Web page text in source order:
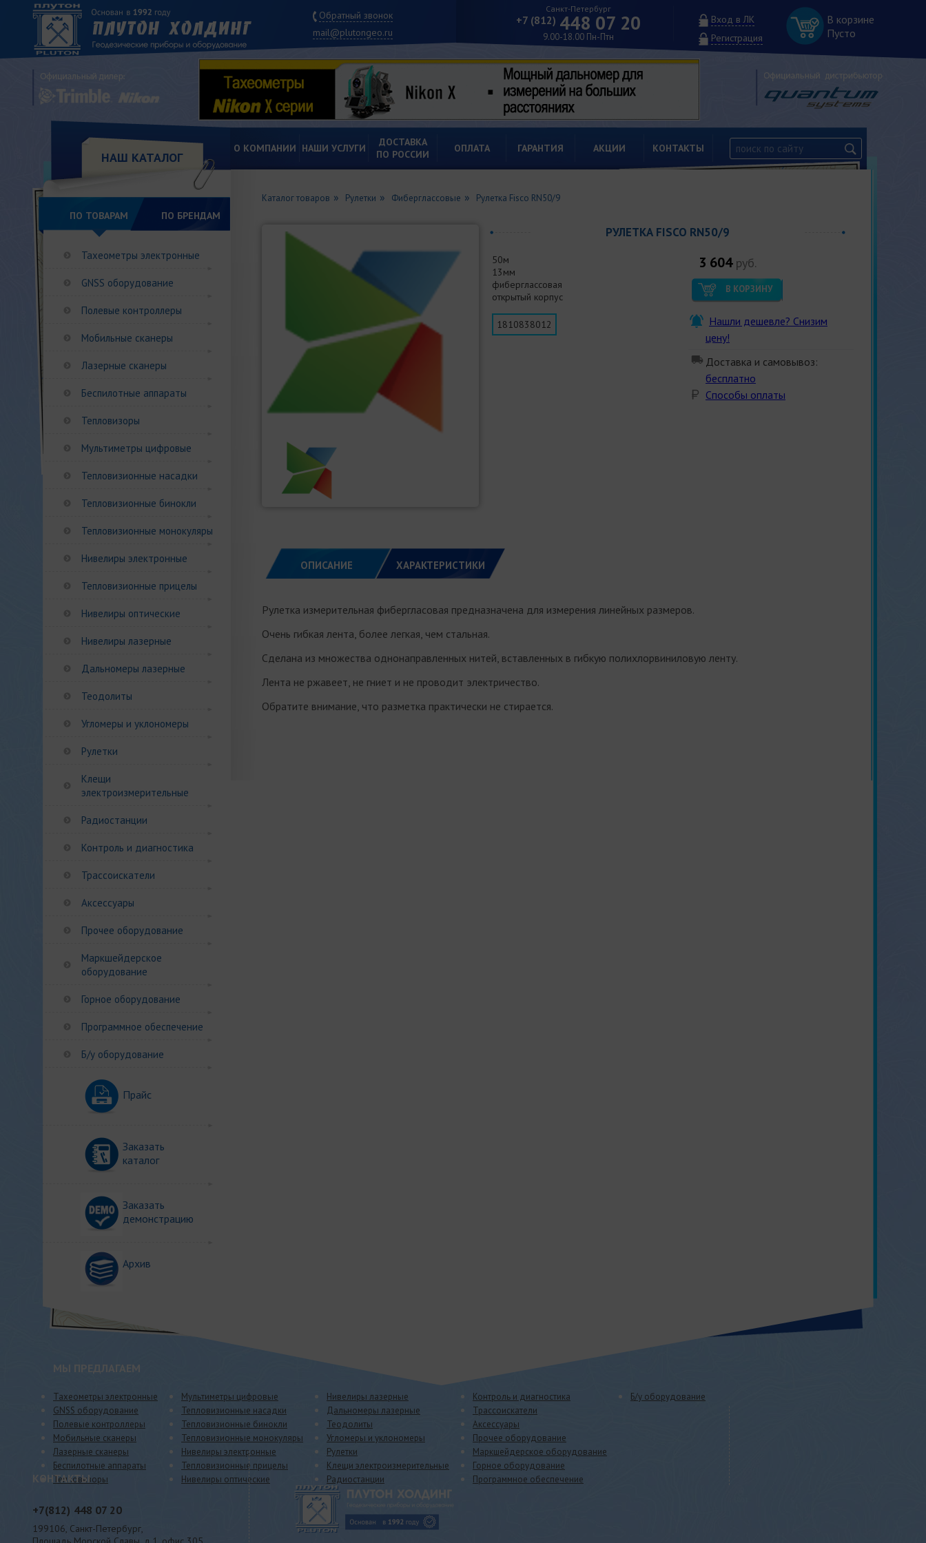
Обратный звонок
mail@plutongeo.ru
Санкт-Петербург
+7 (812) 448 07 20
9.00-18.00 Пн-Птн
Вход в ЛК
Регистрация
В корзине
Пусто
НАШ КАТАЛОГ
О КОМПАНИИ НАШИ УСЛУГИ
ДОСТАВКА
ПО РОССИИ
ОПЛАТА ГАРАНТИЯ АКЦИИ КОНТАКТЫ
ПО ТОВАРАМ ПО БРЕНДАМ
Тахеометры электронные
GNSS оборудование
Полевые контроллеры
Мобильные сканеры
Лазерные сканеры
Беспилотные аппараты
Тепловизоры
Мультиметры цифровые
Тепловизионные насадки
Тепловизионные бинокли
Тепловизионные монокуляры
Нивелиры электронные
Тепловизионные прицелы
Нивелиры оптические
Нивелиры лазерные
Дальномеры лазерные
Теодолиты
Угломеры и уклономеры
Рулетки
Клещи
электроизмерительные
Радиостанции
Контроль и диагностика
Трассоискатели
Аксессуары
Прочее оборудование
Маркшейдерское
оборудование
Горное оборудование
Программное обеспечение
Б/у оборудование
Прайс
Заказать
каталог
Заказать
демонстрацию
Архив
Каталог товаров Рулетки Фиберглассовые Рулетка Fisco RN50/9
РУЛЕТКА FISCO RN50/9
50м
13мм
фиберглассовая
открытый корпус
3 604 руб.
В КОРЗИНУ
Нашли дешевле? Снизим
цену!
Доставка и самовывоз:
бесплатно
Способы оплаты
1810838012
ОПИСАНИЕ ХАРАКТЕРИСТИКИ
Рулетка измерительная фибергласовая предназначена для измерения линейных размеров.
Очень гибкая лента, более легкая, чем стальная.
Сделана из множества однонаправленных нитей, вставленных в гибкую полихлорвиниловую ленту.
Лента не ржавеет, не гниет и не проводит электричество.
Обратите внимание, что разметка практически не стирается.
МЫ ПРЕДЛАГАЕМ
Тахеометры электронные
GNSS оборудование
Полевые контроллеры
Мобильные сканеры
Лазерные сканеры
Беспилотные аппараты
Тепловизоры
Мультиметры цифровые
Тепловизионные насадки
Тепловизионные бинокли
Тепловизионные монокуляры
Нивелиры электронные
Тепловизионные прицелы
Нивелиры оптические
Нивелиры лазерные
Дальномеры лазерные
Теодолиты
Угломеры и уклономеры
Рулетки
Клещи электроизмерительные
Радиостанции
Контроль и диагностика
Трассоискатели
Аксессуары
Прочее оборудование
Маркшейдерское оборудование
Горное оборудование
Программное обеспечение
Б/у оборудование
КОНТАКТЫ
+7(812) 448 07 20
199106, Санкт-Петербург,